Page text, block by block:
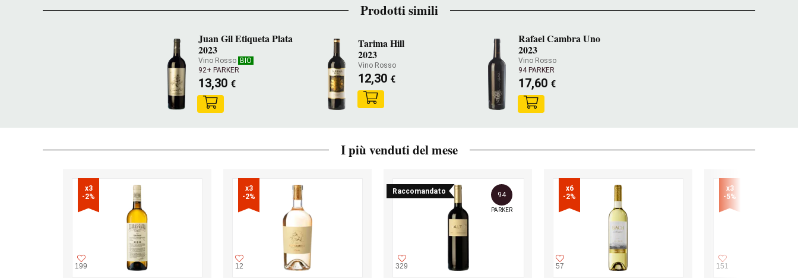
Prodotti simili
Juan Gil Etiqueta Plata
2023
Vino Rosso BIO
92+ PARKER
13,30 €
Tarima Hill
2023
Vino Rosso
12,30 €
Rafael Cambra Uno
2023
Vino Rosso
94 PARKER
17,60 €
I più venduti del mese
x3
-2%
199
x3
-2%
12
Raccomandato
329
94
PARKER
x6
-2%
57
x3
-5%
151